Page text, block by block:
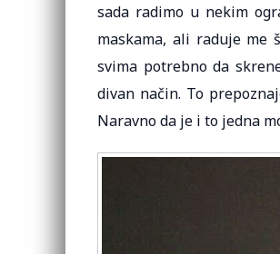
sada radimo u nekim
maskama, ali raduje
svima potrebno da
divan način. To
Naravno da je i to jedna